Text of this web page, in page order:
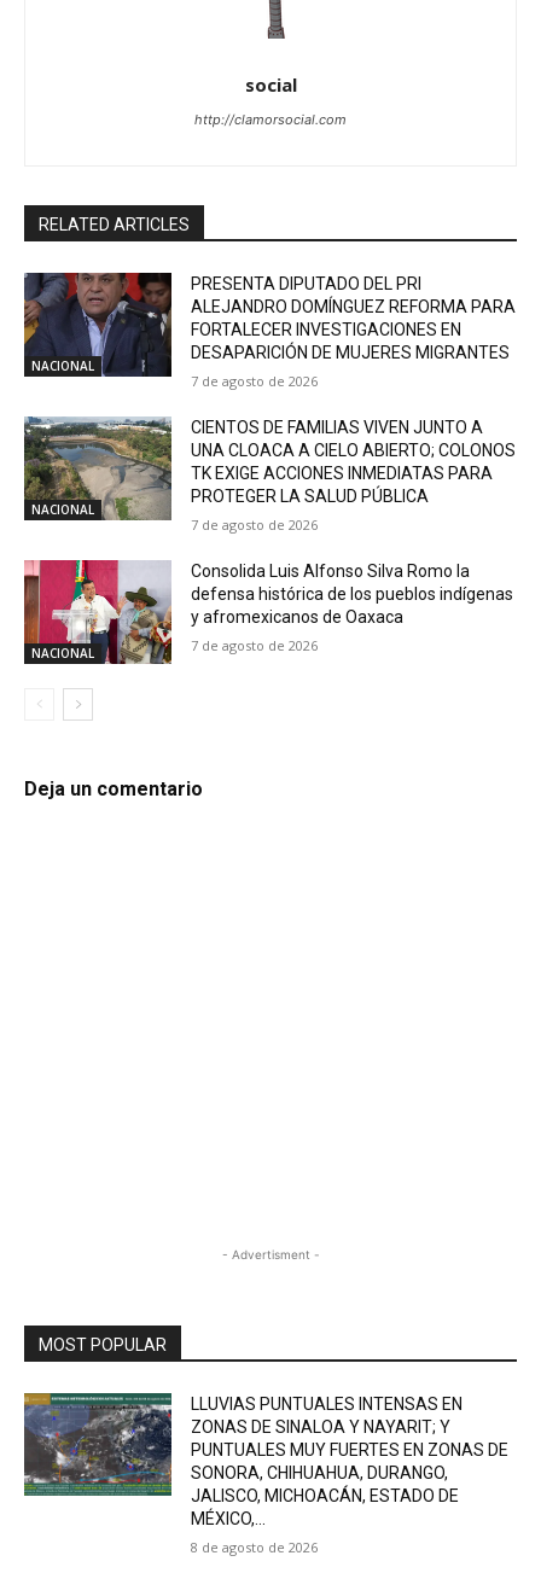
social
http://clamorsocial.com
RELATED ARTICLES
NACIONAL
PRESENTA DIPUTADO DEL PRI
ALEJANDRO DOMÍNGUEZ REFORMA PARA
FORTALECER INVESTIGACIONES EN
DESAPARICIÓN DE MUJERES MIGRANTES
7 de agosto de 2026
NACIONAL
CIENTOS DE FAMILIAS VIVEN JUNTO A
UNA CLOACA A CIELO ABIERTO; COLONOS
TK EXIGE ACCIONES INMEDIATAS PARA
PROTEGER LA SALUD PÚBLICA
7 de agosto de 2026
NACIONAL
Consolida Luis Alfonso Silva Romo la
defensa histórica de los pueblos indígenas
y afromexicanos de Oaxaca
7 de agosto de 2026
Deja un comentario
- Advertisment -
MOST POPULAR
LLUVIAS PUNTUALES INTENSAS EN
ZONAS DE SINALOA Y NAYARIT; Y
PUNTUALES MUY FUERTES EN ZONAS DE
SONORA, CHIHUAHUA, DURANGO,
JALISCO, MICHOACÁN, ESTADO DE
MÉXICO,...
8 de agosto de 2026